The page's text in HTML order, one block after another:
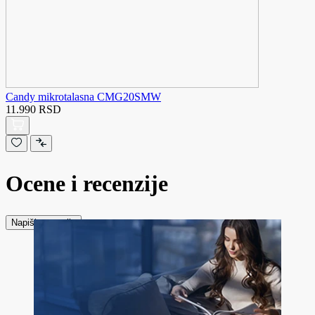
Candy mikrotalasna CMG20SMW
11.990 RSD
Ocene i recenzije
Napiši recenziju